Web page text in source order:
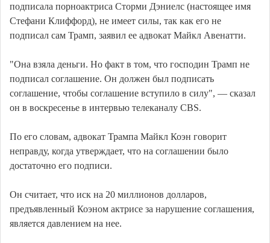
подписала порноактриса Сторми Дэниелс (настоящее имя
Стефани Клиффорд), не имеет силы, так как его не
подписал сам Трамп, заявил ее адвокат Майкл Авенатти.
"Она взяла деньги. Но факт в том, что господин Трамп не
подписал соглашение. Он должен был подписать
соглашение, чтобы соглашение вступило в силу", — сказал
он в воскресенье в интервью телеканалу CBS.
По его словам, адвокат Трампа Майкл Коэн говорит
неправду, когда утверждает, что на соглашении было
достаточно его подписи.
Он считает, что иск на 20 миллионов долларов,
предъявленный Коэном актрисе за нарушение соглашения,
является давлением на нее.